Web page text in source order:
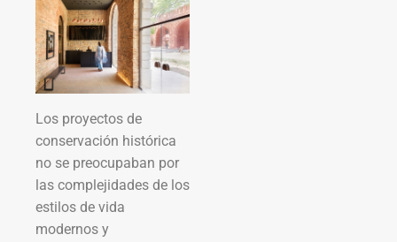
Los proyectos de
conservación histórica
no se preocupaban por
las complejidades de los
estilos de vida
modernos y